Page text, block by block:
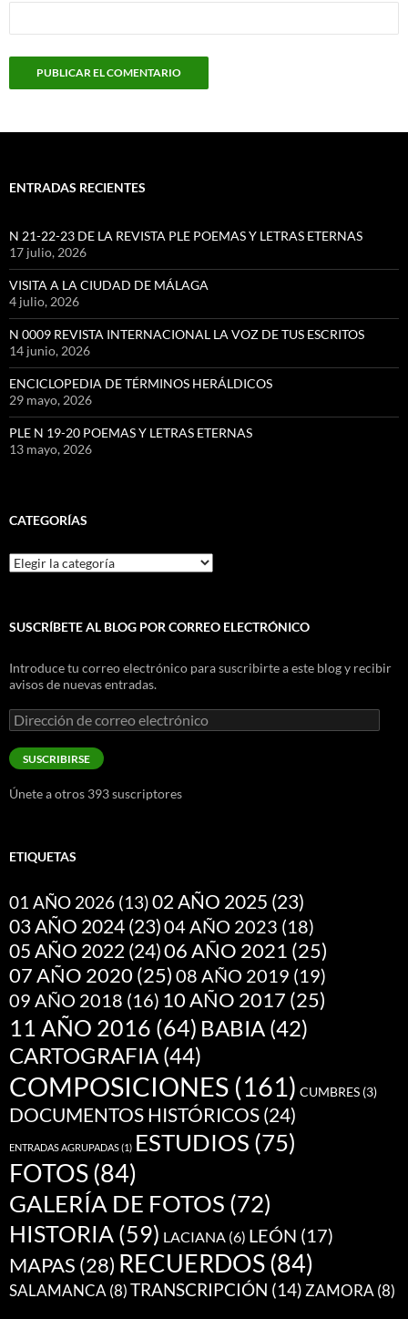
ENTRADAS RECIENTES
N 21-22-23 DE LA REVISTA PLE POEMAS Y LETRAS ETERNAS
17 julio, 2026
VISITA A LA CIUDAD DE MÁLAGA
4 julio, 2026
N 0009 REVISTA INTERNACIONAL LA VOZ DE TUS ESCRITOS
14 junio, 2026
ENCICLOPEDIA DE TÉRMINOS HERÁLDICOS
29 mayo, 2026
PLE N 19-20 POEMAS Y LETRAS ETERNAS
13 mayo, 2026
CATEGORÍAS
Categorías
SUSCRÍBETE AL BLOG POR CORREO ELECTRÓNICO
Introduce tu correo electrónico para suscribirte a este blog y recibir
avisos de nuevas entradas.
Dirección
de
correo
electrónico
SUSCRIBIRSE
Únete a otros 393 suscriptores
ETIQUETAS
01 AÑO 2026 (13)02 AÑO 2025 (23)
03 AÑO 2024(23)04 AÑO 2023 (18)
05 AÑO 2022 (24)06 AÑO 2021 (25)
07 AÑO 2020 (25) 08 AÑO 2019 (19)
09 AÑO 2018 (16) 10 AÑO 2017 (25)
11 AÑO 2016 (64) BABIA (42)
CARTOGRAFIA (44)
COMPOSICIONES (161) CUMBRES (3)
DOCUMENTOS HISTÓRICOS(24)
ENTRADAS AGRUPADAS(1) ESTUDIOS (75)
FOTOS(84)
GALERÍA DE FOTOS (72)
HISTORIA (59) LACIANA (6) LEÓN (17)
MAPAS (28) RECUERDOS(84)
SALAMANCA (8)TRANSCRIPCIÓN (14) ZAMORA (8)